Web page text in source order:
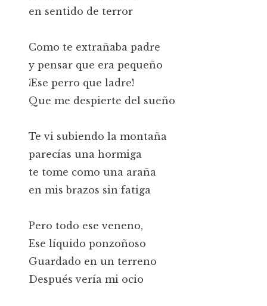
en sentido de terror
Como te extrañaba padre
y pensar que era pequeño
¡Ese perro que ladre!
Que me despierte del sueño
Te vi subiendo la montaña
parecías una hormiga
te tome como una araña
en mis brazos sin fatiga
Pero todo ese veneno,
Ese líquido ponzoñoso
Guardado en un terreno
Después vería mi ocio